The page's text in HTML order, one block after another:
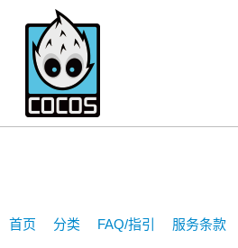
820449643
首页 分类 FAQ/指引 服务条款